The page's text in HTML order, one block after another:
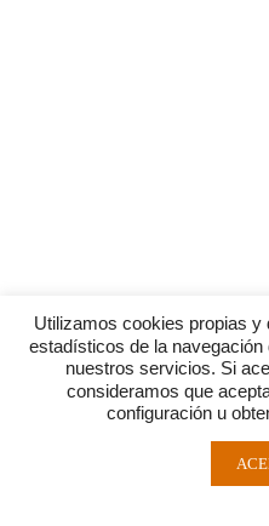
Utilizamos cookies propias y
estadísticos de la
nuestros servicios. Si
consideramos que
configuración u